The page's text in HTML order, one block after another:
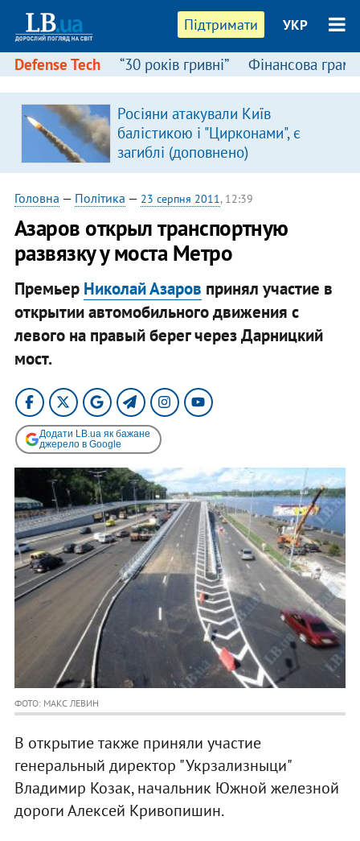
Підтримати УКР
Defense Tech “30 років гривні” Фінансова
Росіяни атакували Київ
балістикою і "Цирконами", є
загиблі (доповнено)
Головна — Політика — 23 серпня 2011, 12:39
Азаров открыл транспортную
развязку у моста Метро
Премьер Николай Азаров принял участие в
открытии автомобильного движения с
левого на правый берег через Дарницкий
мост.
Додати LB.ua як бажане
джерело в Google
ФОТО: МАКС ЛЕВИН
В открытие также приняли участие
генеральный директор "Укрзализныци"
Владимир Козак, начальник Южной железной
дороги Алексей Кривопишин.